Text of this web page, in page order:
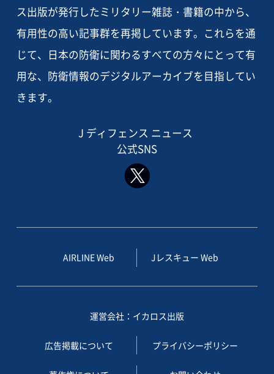
ス出版が発行したミリタリー雑誌・書籍の中から、
有用性の高い記事群を再掲しています。これらを通
じて、日本の防衛に関わるすべての方々にとって有
用な、防衛情報のデジタルアーカイブを目指してい
きます。
J ディフェンス ニュース
公式SNS
AIRLINE Web Jレスキュー Web
運営会社：イカロス出版
広告掲載について プライバシーポリシー